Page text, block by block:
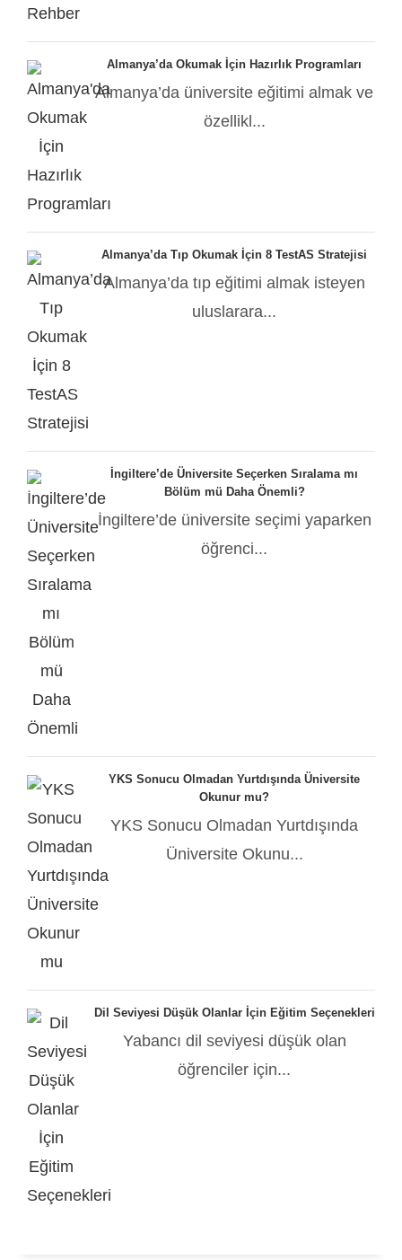
Almanya’da Okumak İçin Hazırlık Programları
Almanya’da üniversite eğitimi almak ve
özellikl...
Almanya’da Tıp Okumak İçin 8 TestAS Stratejisi
Almanya’da tıp eğitimi almak isteyen
uluslarara...
İngiltere’de Üniversite Seçerken Sıralama mı
Bölüm mü Daha Önemli?
İngiltere’de üniversite seçimi yaparken
öğrenci...
YKS Sonucu Olmadan Yurtdışında Üniversite
Okunur mu?
YKS Sonucu Olmadan Yurtdışında
Üniversite Okunu...
Dil Seviyesi Düşük Olanlar İçin Eğitim Seçenekleri
Yabancı dil seviyesi düşük olan
öğrenciler için...